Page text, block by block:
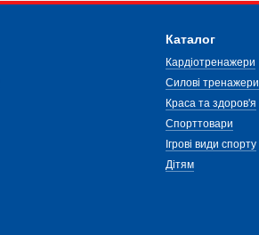
Каталог
Кардіотренажери
Силові тренажери
Краса та здоров'я
Спорттовари
Ігрові види спорту
Дітям